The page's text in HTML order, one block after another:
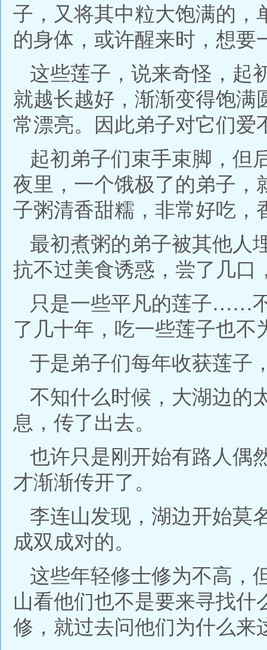
子，又将其中粒大饱满的，
的身体，或许醒来时，想要
这些莲子，说来奇怪，起
就越长越好，渐渐变得饱满
常漂亮。因此弟子对它们爱
起初弟子们束手束脚，但
夜里，一个饿极了的弟子，
子粥清香甜糯，非常好吃，
最初煮粥的弟子被其他人
抗不过美食诱惑，尝了几口
只是一些平凡的莲子……
了几十年，吃一些莲子也不
于是弟子们每年收获莲子
不知什么时候，大湖边的
息，传了出去。
也许只是刚开始有路人偶
才渐渐传开了。
李连山发现，湖边开始莫
成双成对的。
这些年轻修士修为不高，
山看他们也不是要来寻找什
修，就过去问他们为什么来